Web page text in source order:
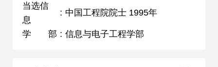
当选信
息
: 中国工程院院士 1995年
学部 : 信息与电子工程学部